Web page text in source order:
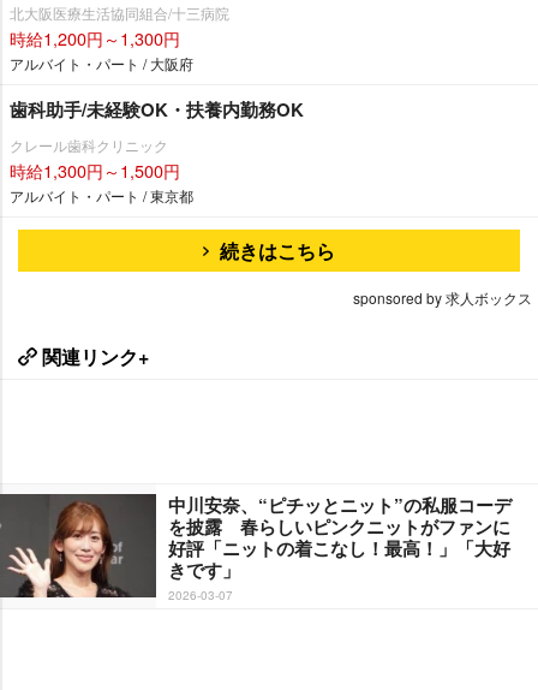
北大阪医療生活協同組合/十三病院
時給1,200円～1,300円
アルバイト・パート / 大阪府
歯科助手/未経験OK・扶養内勤務OK
クレール歯科クリニック
時給1,300円～1,500円
アルバイト・パート / 東京都
続きはこちら
sponsored by 求人ボックス
関連リンク+
中川安奈、“ピチッとニット”の私服コーデ
を披露 春らしいピンクニットがファンに
好評「ニットの着こなし！最高！」「大好
きです」
2026-03-07